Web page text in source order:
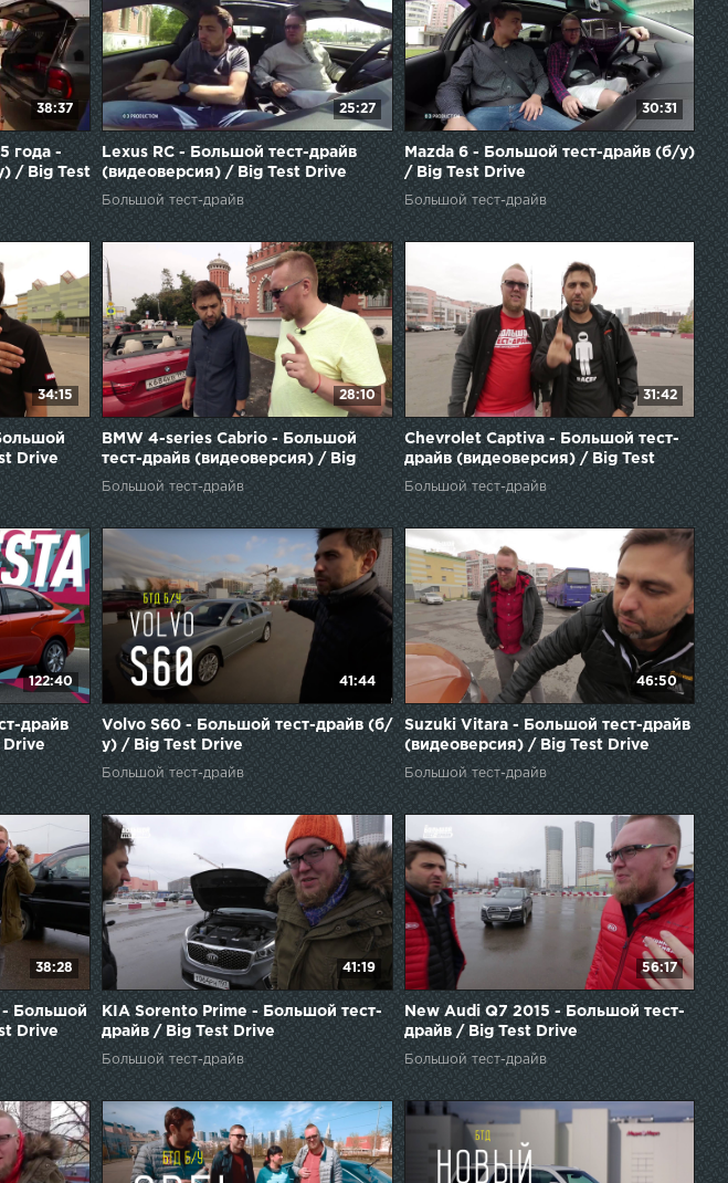
38:37
года -
/ Big Test
25:27
Lexus RC - Большой тест-драйв
(видеоверсия) / Big Test Drive
Большой тест-драйв
30:31
Mazda 6 - Большой тест-драйв (б/у)
/ Big Test Drive
Большой тест-драйв
34:15
Drive
28:10
BMW 4-series Cabrio - Большой
тест-драйв (видеоверсия) / Big
Test Drive
Большой тест-драйв
31:42
Chevrolet Captiva - Большой тест-
драйв (видеоверсия) / Big Test
Drive
Большой тест-драйв
122:40
драйв
Drive
41:44
Volvo S60 - Большой тест-драйв (б/
у) / Big Test Drive
Большой тест-драйв
46:50
Suzuki Vitara - Большой тест-драйв
(видеоверсия) / Big Test Drive
Большой тест-драйв
38:28
- Большой
Drive
41:19
KIA Sorento Prime - Большой тест-
драйв / Big Test Drive
Большой тест-драйв
56:17
New Audi Q7 2015 - Большой тест-
драйв / Big Test Drive
Большой тест-драйв